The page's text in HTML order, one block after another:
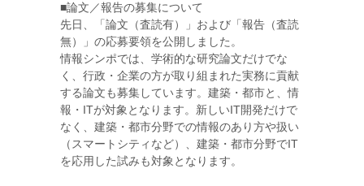
■論文／報告の募集について
先日、「論文（査読有）」および「報告（査読
無）」の応募要領を公開しました。
情報シンポでは、学術的な研究論文だけでな
く、行政・企業の方が取り組まれた実務に貢献
する論文も募集しています。建築・都市と、情
報・ITが対象となります。新しいIT開発だけで
なく、建築・都市分野での情報のあり方や扱い
（スマートシティなど）、建築・都市分野でIT
を応用した試みも対象となります。